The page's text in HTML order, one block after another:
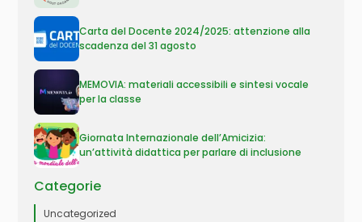
Carta del Docente 2024/2025: attenzione alla
scadenza del 31 agosto
MEMOVIA: materiali accessibili e sintesi vocale
per la classe
Giornata Internazionale dell’Amicizia:
un’attività didattica per parlare di inclusione
Categorie
Uncategorized